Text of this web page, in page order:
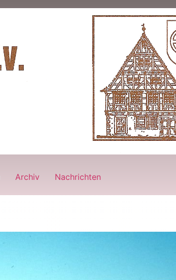
Archiv Nachrichten